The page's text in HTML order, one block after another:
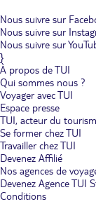
Nous suivre sur
Nous suivre sur
Nous suivre sur
}
À propos de TUI
Qui sommes nous ?
Voyager avec TUI
Espace presse
TUI, acteur du
Se former chez TUI
Travailler chez TUI
Devenez Affilié
Nos agences de
Devenez Agence TUI
Conditions